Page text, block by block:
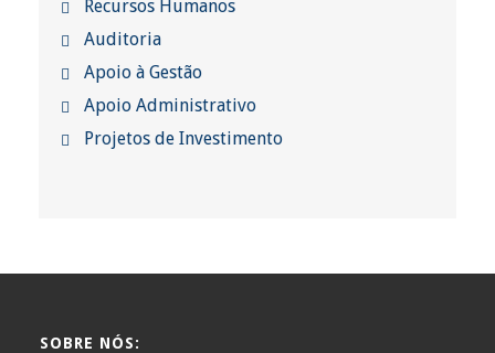
Recursos Humanos
Auditoria
Apoio à Gestão
Apoio Administrativo
Projetos de Investimento
SOBRE NÓS: